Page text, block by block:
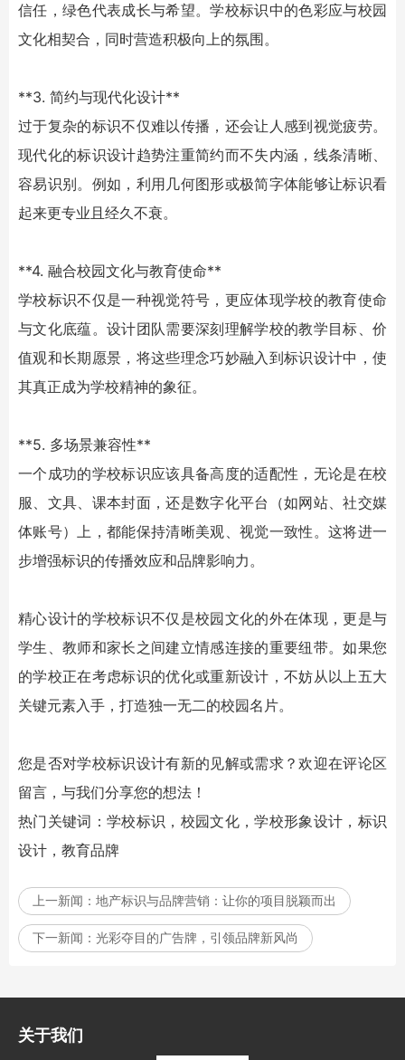
信任，绿色代表成长与希望。学校标识中的色彩应与校园
文化相契合，同时营造积极向上的氛围。
**3. 简约与现代化设计**
过于复杂的标识不仅难以传播，还会让人感到视觉疲劳。
现代化的标识设计趋势注重简约而不失内涵，线条清晰、
容易识别。例如，利用几何图形或极简字体能够让标识看
起来更专业且经久不衰。
**4. 融合校园文化与教育使命**
学校标识不仅是一种视觉符号，更应体现学校的教育使命
与文化底蕴。设计团队需要深刻理解学校的教学目标、价
值观和长期愿景，将这些理念巧妙融入到标识设计中，使
其真正成为学校精神的象征。
**5. 多场景兼容性**
一个成功的学校标识应该具备高度的适配性，无论是在校
服、文具、课本封面，还是数字化平台（如网站、社交媒
体账号）上，都能保持清晰美观、视觉一致性。这将进一
步增强标识的传播效应和品牌影响力。
精心设计的学校标识不仅是校园文化的外在体现，更是与
学生、教师和家长之间建立情感连接的重要纽带。如果您
的学校正在考虑标识的优化或重新设计，不妨从以上五大
关键元素入手，打造独一无二的校园名片。
您是否对学校标识设计有新的见解或需求？欢迎在评论区
留言，与我们分享您的想法！
热门关键词： 学校标识 ，校园文化，学校形象设计，标识
设计，教育品牌
上一新闻： 地产标识与品牌营销：让你的项目脱颖而出
下一新闻： 光彩夺目的广告牌，引领品牌新风尚
关于我们